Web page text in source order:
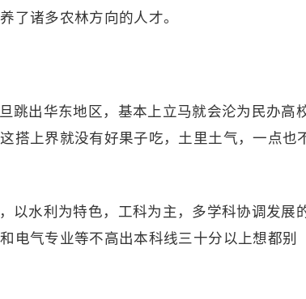
了诸多农林方向的人才。
跳出华东地区，基本上立马就会沦为民办高
搭上界就没有好果子吃，土里土气，一点也
以水利为特色，工科为主，多学科协调发展
电气专业等不高出本科线三十分以上想都别